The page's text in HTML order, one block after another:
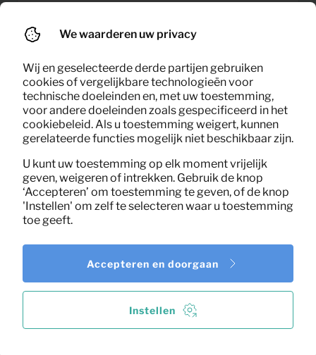
Eettafel bureau Stream
We waarderen uw privacy
Wij en geselecteerde derde partijen gebruiken
cookies of vergelijkbare technologieën voor
technische doeleinden en, met uw toestemming,
voor andere doeleinden zoals gespecificeerd in het
cookiebeleid. Als u toestemming weigert, kunnen
gerelateerde functies mogelijk niet beschikbaar zijn.
U kunt uw toestemming op elk moment vrijelijk
geven, weigeren of intrekken. Gebruik de knop
‘Accepteren’ om toestemming te geven, of de knop
'Instellen' om zelf te selecteren waar u toestemming
toe geeft.
Instellen
Accepteren en doorgaan